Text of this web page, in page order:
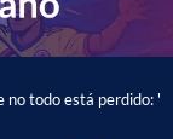
no todo está perdido: